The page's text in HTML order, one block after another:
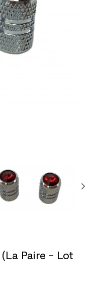
Paire - Lot